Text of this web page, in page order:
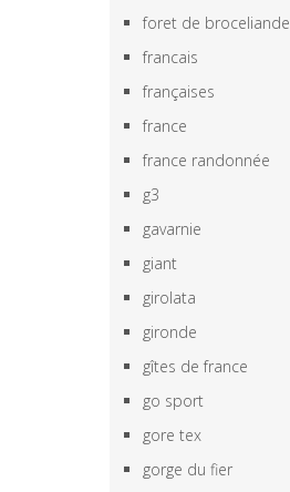
foret de broceliande
francais
françaises
france
france randonnée
g3
gavarnie
giant
girolata
gironde
gîtes de france
go sport
gore tex
gorge du fier